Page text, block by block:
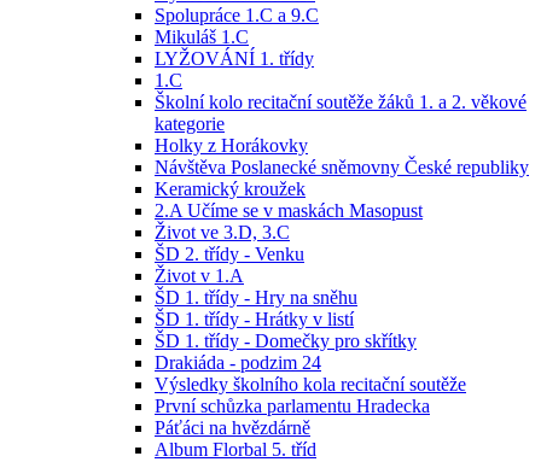
Spolupráce 1.C a 9.C
Mikuláš 1.C
LYŽOVÁNÍ 1. třídy
1.C
Školní kolo recitační soutěže žáků 1. a 2. věkové
kategorie
Holky z Horákovky
Návštěva Poslanecké sněmovny České republiky
Keramický kroužek
2.A Učíme se v maskách Masopust
Život ve 3.D, 3.C
ŠD 2. třídy - Venku
Život v 1.A
ŠD 1. třídy - Hry na sněhu
ŠD 1. třídy - Hrátky v listí
ŠD 1. třídy - Domečky pro skřítky
Drakiáda - podzim 24
Výsledky školního kola recitační soutěže
První schůzka parlamentu Hradecka
Páťáci na hvězdárně
Album Florbal 5. tříd